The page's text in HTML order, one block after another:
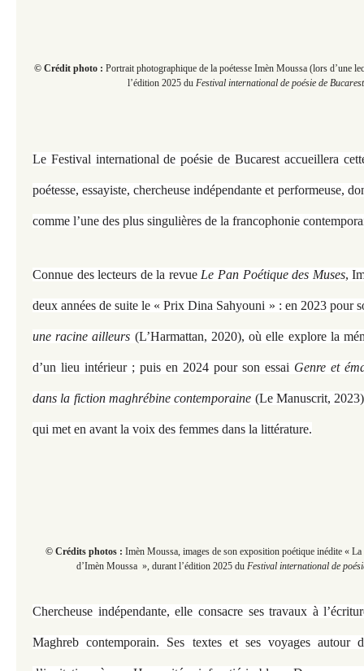
© Crédit photo : Portrait photographique de la poétesse Imèn Moussa (lors d’une
l’édition 2025 du Festival international de poésie de Bucarest
Le Festival international de poésie de Bucarest accueillera
poétesse, essayiste, chercheuse indépendante et performeuse,
comme l’une des plus singulières de la francophonie
Connue des lecteurs de la revue Le Pan Poétique des Muses,
deux années de suite le « Prix Dina Sahyouni » : en 2023 pour
une racine ailleurs (L’Harmattan, 2020), où elle explore la
d’un lieu intérieur ; puis en 2024 pour son essai Genre et
dans la fiction maghrébine contemporaine (Le Manuscrit,
qui met en avant la voix des femmes dans la littérature.
© Crédits photos : Imèn Moussa, images de son exposition poétique inédite «
d’Imèn Moussa », durantl’édition 2025 du Festival international de
Chercheuse indépendante, elle consacre ses travaux à
Maghreb contemporain. Ses textes et ses voyages autour